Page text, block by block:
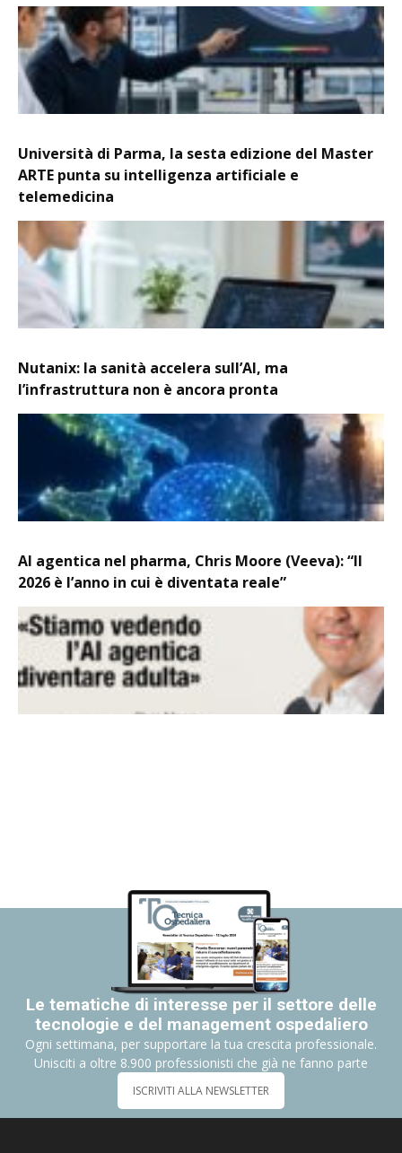
Università di Parma, la sesta edizione del Master
ARTE punta su intelligenza artificiale e
telemedicina
Nutanix: la sanità accelera sull’AI, ma
l’infrastruttura non è ancora pronta
AI agentica nel pharma, Chris Moore (Veeva): “Il
2026 è l’anno in cui è diventata reale”
Le tematiche di interesse per il settore delle
tecnologie e del management ospedaliero
Ogni settimana, per supportare la tua crescita professionale.
Unisciti a oltre 8.900 professionisti che già ne fanno parte
ISCRIVITI ALLA NEWSLETTER